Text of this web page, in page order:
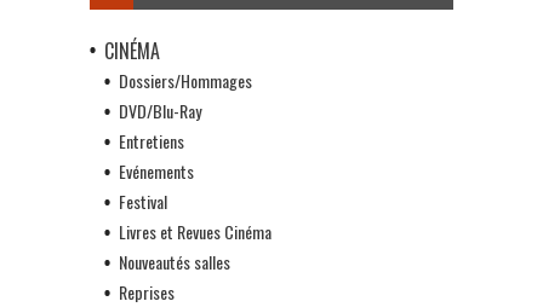
CINÉMA
Dossiers/Hommages
DVD/Blu-Ray
Entretiens
Evénements
Festival
Livres et Revues Cinéma
Nouveautés salles
Reprises